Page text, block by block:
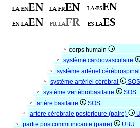
corps humain
système cardiovasculaire
système artériel
système artériel cérébral
SOS
système vertébrobasilaire
SOS
artère basilaire
SOS
artère cérébrale postérieure (paire)
partie postcommunicante (paire)
UBU